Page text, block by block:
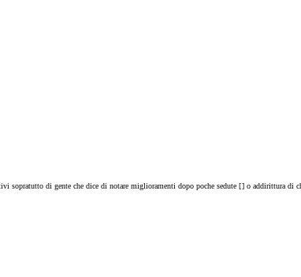
sopratutto di gente che dice di notare miglioramenti dopo poche sedute [] o addirittura di